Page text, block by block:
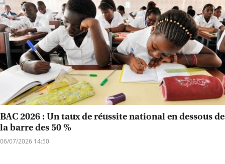
BAC 2026 : Un taux de réussite national en dessous de
la barre des 50 %
06/07/2026 14:50